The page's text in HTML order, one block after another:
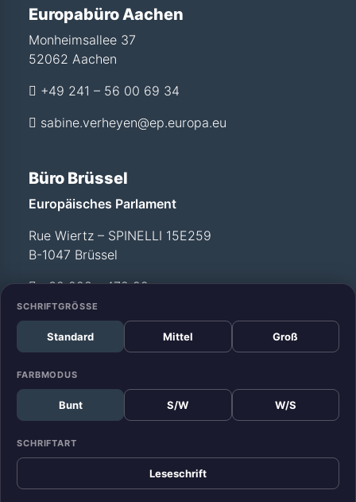
SCHRIFTGRÖSSE
Standard Mittel Groß
FARBMODUS
Bunt S/W W/S
SCHRIFTART
Leseschrift
Europabüro Aachen
Monheimsallee 37
52062 Aachen
+49 241 – 56 00 69 34
sabine.verheyen@ep.europa.eu
Büro Brüssel
Europäisches Parlament
Rue Wiertz – SPINELLI 15E259
B-1047 Brüssel
+32 228 - 472 99
Büro Straßburg
Europäisches Parlament
Allée du Printemps –
WEISS T12 029
F-67070 Straßburg
+33 388 - 17 52 99